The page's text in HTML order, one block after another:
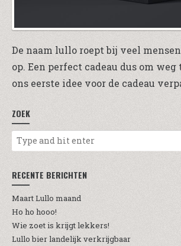
De naam lullo roept bij veel
op. Een perfect cadeau dus om
ons eerste idee voor de cadeau
ZOEK
RECENTE BERICHTEN
Maart Lullo maand
Ho ho hooo!
Wie zoet is krijgt lekkers!
Lullo bier landelijk verkrijgbaar